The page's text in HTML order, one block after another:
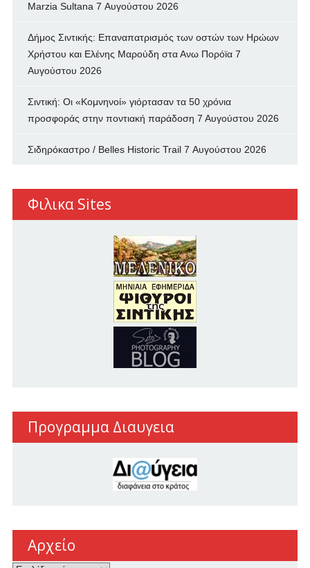
Marzia Sultana 7 Αυγούστου 2026
Δήμος Σιντικής: Επαναπατρισμός των oστών των Ηρώων
Χρήστου και Ελένης Μαρούδη στα Ανω Πορόϊα 7
Αυγούστου 2026
Σιντική: Οι «Κομνηνοί» γιόρτασαν τα 50 χρόνια
προσφοράς στην ποντιακή παράδοση 7 Αυγούστου 2026
Σιδηρόκαστρο / Belles Historic Trail 7 Αυγούστου 2026
Φιλικα Sites
Προγραμμα Διαυγεια
Αρχείο